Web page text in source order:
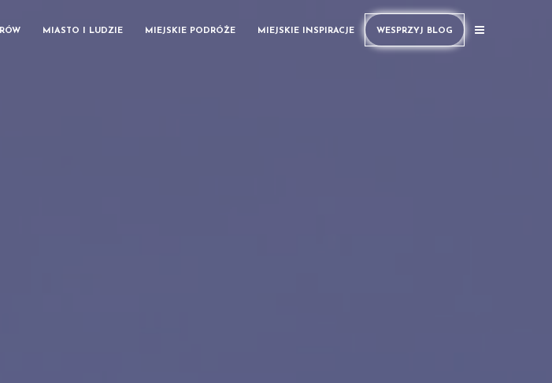
MIASTO I LUDZIE MIEJSKIE PODRÓŻE MIEJSKIE INSPIRACJE WESPRZYJ BLOG